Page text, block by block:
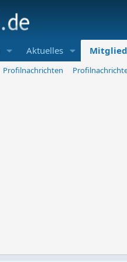
Aktuelles
Profilnachrichten